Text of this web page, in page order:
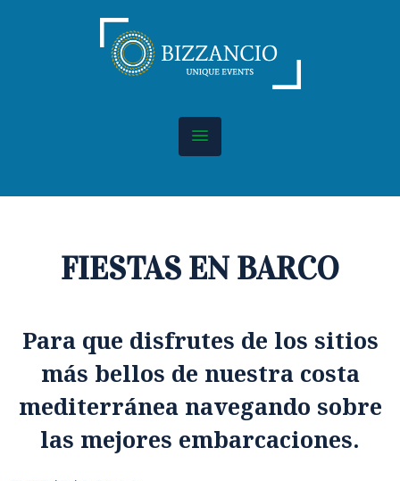
FIESTAS EN BARCO
Para que disfrutes de los sitios
más bellos de nuestra costa
mediterránea navegando sobre
las mejores embarcaciones.